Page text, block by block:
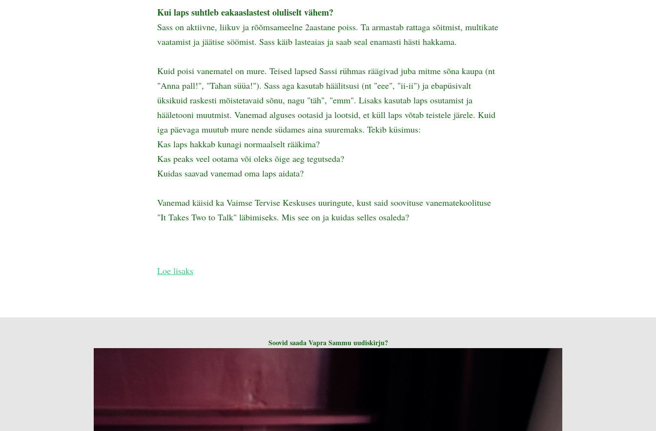
Kui laps suhtleb eakaaslastest oluliselt vähem?
Sass on aktiivne, liikuv ja rõõmsameelne 2aastane poiss. Ta armastab rattaga sõitmist, multikate
vaatamist ja jäätise söömist. Sass käib lasteaias ja saab seal enamasti hästi hakkama.
Kuid poisi vanematel on mure. Teised lapsed Sassi rühmas räägivad juba mitme sõna kaupa (nt
"Anna pall!", "Tahan süüa!"). Sass aga kasutab häälitsusi (nt "eee", "ii-ii") ja ebapüsivalt
üksikuid raskesti mõistetavaid sõnu, nagu "täh", "emm". Lisaks kasutab laps osutamist ja
hääletooni muutmist. Vanemad alguses ootasid ja lootsid, et küll laps võtab teistele järele. Kuid
iga päevaga muutub mure nende südames aina suuremaks. Tekib küsimus:
Kas laps hakkab kunagi normaalselt rääkima?
Kas peaks veel ootama või oleks õige aeg tegutseda?
Kuidas saavad vanemad oma laps aidata?
Vanemad käisid ka Vaimse Tervise Keskuses uuringute, kust said soovituse vanematekoolituse
"It Takes Two to Talk" läbimiseks. Mis see on ja kuidas selles osaleda?
Loe lisaks
Soovid saada Vapra Sammu uudiskirju?